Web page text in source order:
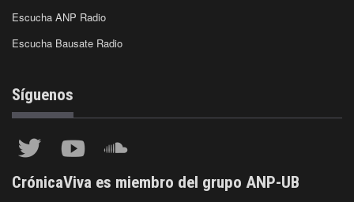
Escucha ANP Radio
Escucha Bausate Radio
Síguenos
CrónicaViva es miembro del grupo ANP-UB